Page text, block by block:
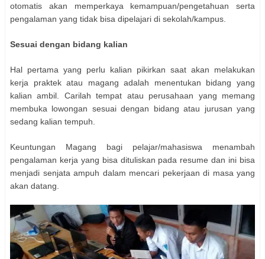
otomatis akan memperkaya kemampuan/pengetahuan serta
pengalaman yang tidak bisa dipelajari di sekolah/kampus.
Sesuai dengan bidang kalian
Hal pertama yang perlu kalian pikirkan saat akan melakukan
kerja praktek atau magang adalah menentukan bidang yang
kalian ambil. Carilah tempat atau perusahaan yang memang
membuka lowongan sesuai dengan bidang atau jurusan yang
sedang kalian tempuh.
Keuntungan Magang bagi pelajar/mahasiswa menambah
pengalaman kerja yang bisa dituliskan pada resume dan ini bisa
menjadi senjata ampuh dalam mencari pekerjaan di masa yang
akan datang.